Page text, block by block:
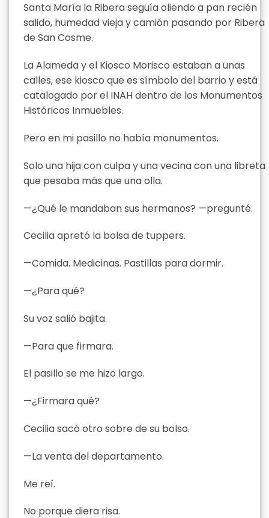
Santa María la Ribera seguía oliendo a pan recién
salido, humedad vieja y camión pasando por Ribera
de San Cosme.
La Alameda y el Kiosco Morisco estaban a unas
calles, ese kiosco que es símbolo del barrio y está
catalogado por el INAH dentro de los Monumentos
Históricos Inmuebles.
Pero en mi pasillo no había monumentos.
Solo una hija con culpa y una vecina con una libreta
que pesaba más que una olla.
—¿Qué le mandaban sus hermanos? —pregunté.
Cecilia apretó la bolsa de tuppers.
—Comida. Medicinas. Pastillas para dormir.
—¿Para qué?
Su voz salió bajita.
—Para que firmara.
El pasillo se me hizo largo.
—¿Firmara qué?
Cecilia sacó otro sobre de su bolso.
—La venta del departamento.
Me reí.
No porque diera risa.